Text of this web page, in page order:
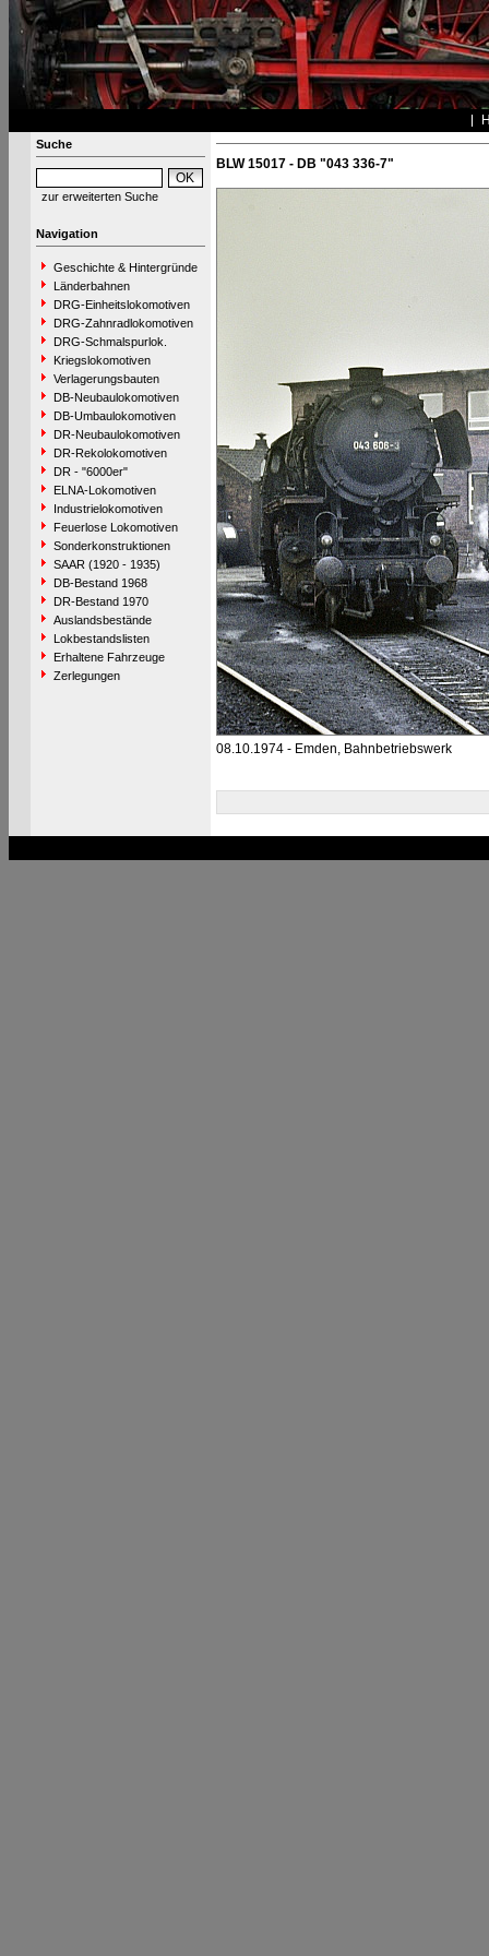
Suche
zur erweiterten Suche
Navigation
Geschichte & Hintergründe
Länderbahnen
DRG-Einheitslokomotiven
DRG-Zahnradlokomotiven
DRG-Schmalspurlok.
Kriegslokomotiven
Verlagerungsbauten
DB-Neubaulokomotiven
DB-Umbaulokomotiven
DR-Neubaulokomotiven
DR-Rekolokomotiven
DR - "6000er"
ELNA-Lokomotiven
Industrielokomotiven
Feuerlose Lokomotiven
Sonderkonstruktionen
SAAR (1920 - 1935)
DB-Bestand 1968
DR-Bestand 1970
Auslandsbestände
Lokbestandslisten
Erhaltene Fahrzeuge
Zerlegungen
BLW 15017 - DB "043 336-7"
08.10.1974 - Emden, Bahnbetriebswerk